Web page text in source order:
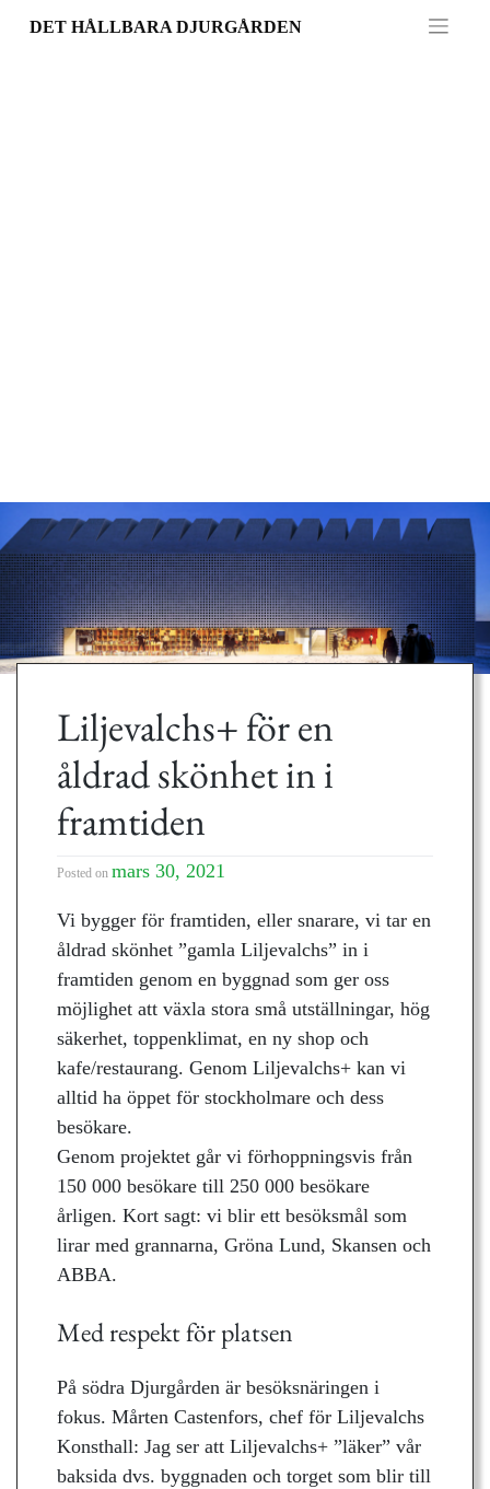
DET HÅLLBARA DJURGÅRDEN
Liljevalchs+ för en
åldrad skönhet in i
framtiden
Posted on mars 30, 2021
Vi bygger för framtiden, eller snarare, vi tar en
åldrad skönhet ”gamla Liljevalchs” in i
framtiden genom en byggnad som ger oss
möjlighet att växla stora små utställningar, hög
säkerhet, toppenklimat, en ny shop och
kafe/restaurang. Genom Liljevalchs+ kan vi
alltid ha öppet för stockholmare och dess
besökare.
Genom projektet går vi förhoppningsvis från
150 000 besökare till 250 000 besökare
årligen. Kort sagt: vi blir ett besöksmål som
lirar med grannarna, Gröna Lund, Skansen och
ABBA.
Med respekt för platsen
På södra Djurgården är besöksnäringen i
fokus. Mårten Castenfors, chef för Liljevalchs
Konsthall: Jag ser att Liljevalchs+ ”läker” vår
baksida dvs. byggnaden och torget som blir till